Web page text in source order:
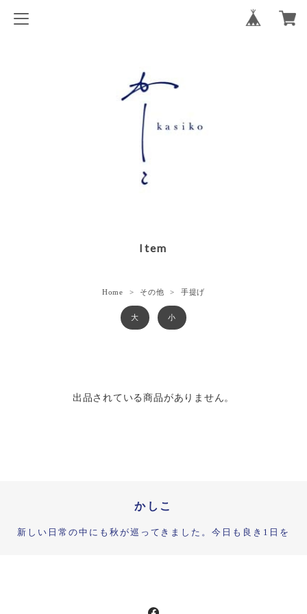
Item
Home その他 手提げ
大 小
出品されている商品がありません。
かしこ
新しい日常の中にも秋が巡ってきました。今日も良き1日を